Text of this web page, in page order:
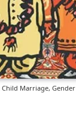
Marriage, Gender